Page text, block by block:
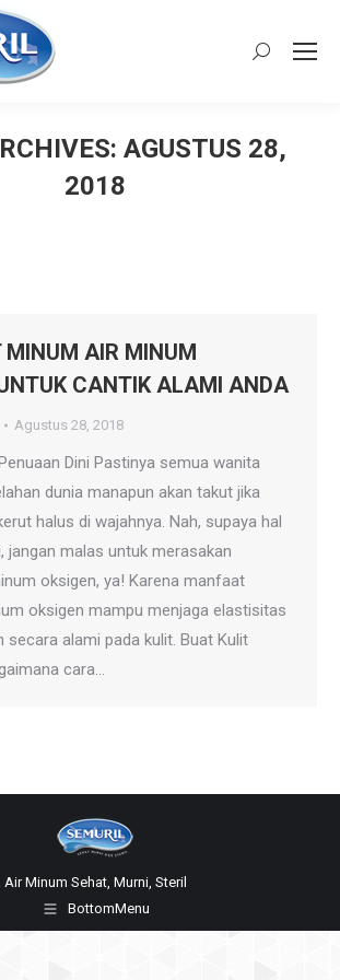
Search:
AGUSTUS 28,
2018
AIR MINUM
CANTIK ALAMI ANDA
Agustus 28, 2018
Dini Pastinya semua wanita
dunia manapun akan takut jika
halus di wajahnya. Nah, supaya hal
jangan malas untuk merasakan
oksigen, ya! Karena manfaat
oksigen mampu menjaga elastisitas
secara alami pada kulit. Buat Kulit
cara…
Air Minum Sehat, Murni, Steril
BottomMenu